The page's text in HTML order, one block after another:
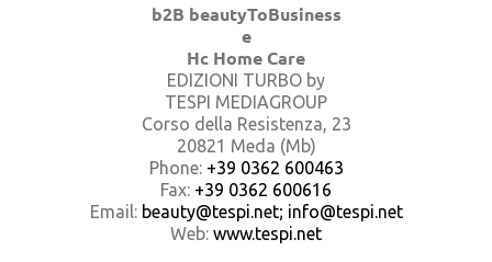
b2B beautyToBusiness
e
Hc Home Care
EDIZIONI TURBO by
TESPI MEDIAGROUP
Corso della Resistenza, 23
20821 Meda (Mb)
Phone: +39 0362 600463
Fax: +39 0362 600616
Email: beauty@tespi.net; info@tespi.net
Web: www.tespi.net